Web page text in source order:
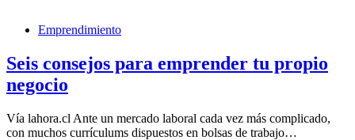
Emprendimiento
Seis consejos para emprender tu propio
negocio
Vía lahora.cl Ante un mercado laboral cada vez más complicado,
con muchos currículums dispuestos en bolsas de trabajo…